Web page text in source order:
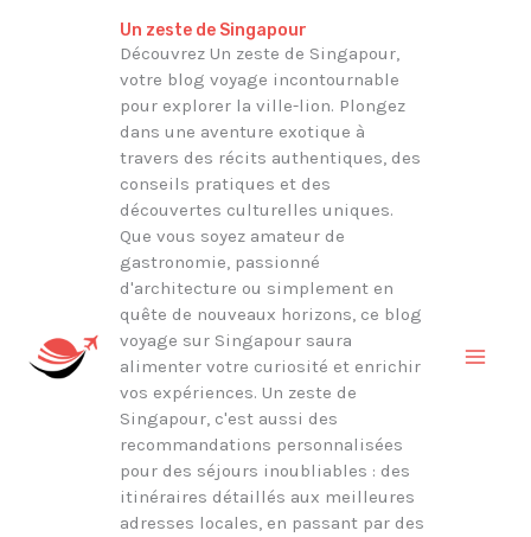
Un zeste de Singapour
Découvrez Un zeste de Singapour,
votre blog voyage incontournable
pour explorer la ville-lion. Plongez
dans une aventure exotique à
travers des récits authentiques, des
conseils pratiques et des
découvertes culturelles uniques.
Que vous soyez amateur de
gastronomie, passionné
d'architecture ou simplement en
quête de nouveaux horizons, ce blog
voyage sur Singapour saura
alimenter votre curiosité et enrichir
vos expériences. Un zeste de
Singapour, c'est aussi des
recommandations personnalisées
pour des séjours inoubliables : des
itinéraires détaillés aux meilleures
adresses locales, en passant par des
Rechercher